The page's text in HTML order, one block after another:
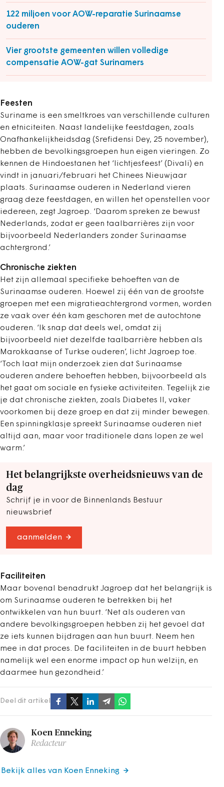
122 miljoen voor AOW-reparatie Surinaamse
ouderen
Vier grootste gemeenten willen volledige
compensatie AOW-gat Surinamers
Feesten
Suriname is een smeltkroes van verschillende culturen
en etniciteiten. Naast landelijke feestdagen, zoals
Onafhankelijkheidsdag (Srefidensi Dey, 25 november),
hebben de bevolkingsgroepen hun eigen vieringen. Zo
kennen de Hindoestanen het ‘lichtjesfeest’ (Divali) en
vindt in januari/februari het Chinees Nieuwjaar
plaats. Surinaamse ouderen in Nederland vieren
graag deze feestdagen, en willen het openstellen voor
iedereen, zegt Jagroep. ‘Daarom spreken ze bewust
Nederlands, zodat er geen taalbarrières zijn voor
bijvoorbeeld Nederlanders zonder Surinaamse
achtergrond.’
Chronische ziekten
Het zijn allemaal specifieke behoeften van de
Surinaamse ouderen. Hoewel zij één van de grootste
groepen met een migratieachtergrond vormen, worden
ze vaak over één kam geschoren met de autochtone
ouderen. ‘Ik snap dat deels wel, omdat zij
bijvoorbeeld niet dezelfde taalbarrière hebben als
Marokkaanse of Turkse ouderen’, licht Jagroep toe.
‘Toch laat mijn onderzoek zien dat Surinaamse
ouderen andere behoeften hebben, bijvoorbeeld als
het gaat om sociale en fysieke activiteiten. Tegelijk zie
je dat chronische ziekten, zoals Diabetes II, vaker
voorkomen bij deze groep en dat zij minder bewegen.
Een spinningklasje spreekt Surinaamse ouderen niet
altijd aan, maar voor traditionele dans lopen ze wel
warm.’
Het belangrijkste overheidsnieuws van de
dag
Schrijf je in voor de Binnenlands Bestuur
nieuwsbrief
aanmelden
Faciliteiten
Maar bovenal benadrukt Jagroep dat het belangrijk is
om Surinaamse ouderen te betrekken bij het
ontwikkelen van hun buurt. ‘Net als ouderen van
andere bevolkingsgroepen hebben zij het gevoel dat
ze iets kunnen bijdragen aan hun buurt. Neem hen
mee in dat proces. De faciliteiten in de buurt hebben
namelijk wel een enorme impact op hun welzijn, en
daarmee hun gezondheid.’
Deel dit artikel
Koen Enneking
Redacteur
Bekijk alles van Koen Enneking